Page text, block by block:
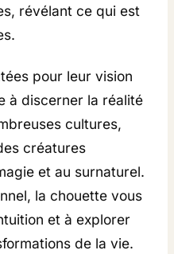
révélant ce qui est
pour leur vision
à discerner la réalité
cultures,
créatures
et au surnaturel.
la chouette vous
et à explorer
de la vie.